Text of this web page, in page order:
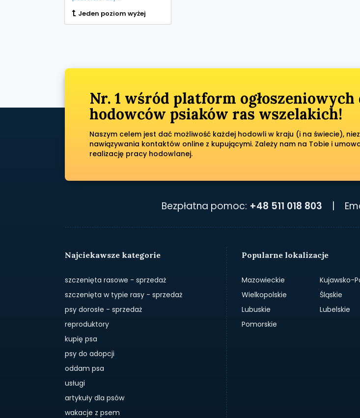
Jeden poziom wyżej
Nr. 1 wśród platform ogłoszeniowych
hodowców psiaków ras wszelakich!
Naszym celem jest dać możliwość każdej hodowli w kraju (i na świecie),
nawiązywania kontaktów online z kupującymi. Zależy nam na Tobie i
realizację pracy hodowlanej.
Bezpłatna pomoc: +48 511 018 803
Najciekawsze kategorie
szczenięta rasowe - sprzedaż
szczenięta w typie rasy - sprzedaż
psy dorosłe - sprzedaż
reproduktory
kupię psa
psy do adopcji
oddam psa
usługi
artykuły dla psów
wakacje z psem
Popularne lokalizacje
Mazowieckie
Kujawsko-
Wielkopolskie
Śląskie
Lubuskie
Lubelskie
Pomorskie